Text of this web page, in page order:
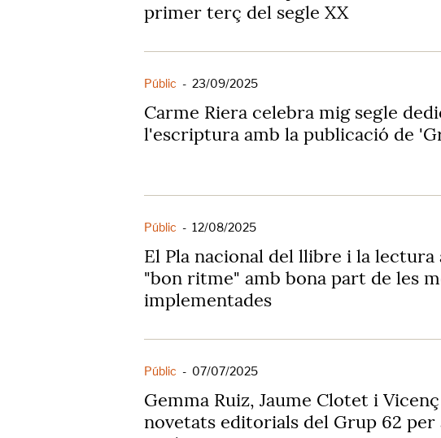
primer terç del segle XX
Públic - 23/09/2025
Carme Riera celebra mig segle
l'escriptura amb la publicació de
Públic - 12/08/2025
El Pla nacional del llibre i la lectura
"bon ritme" amb bona part de les
implementades
Públic - 07/07/2025
Gemma Ruiz, Jaume Clotet i
novetats editorials del Grup 62 per